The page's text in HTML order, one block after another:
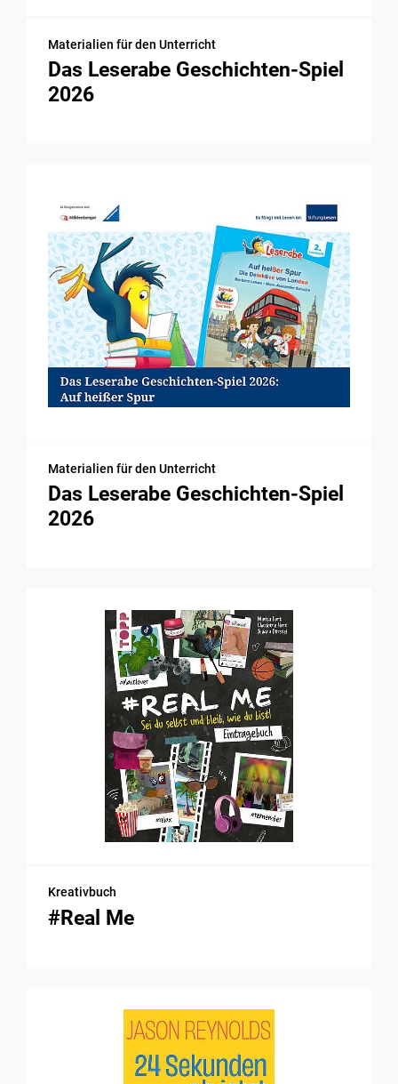
Materialien für den Unterricht
Das Leserabe Geschichten-Spiel
2026
Materialien für den Unterricht
Das Leserabe Geschichten-Spiel
2026
Kreativbuch
#Real Me